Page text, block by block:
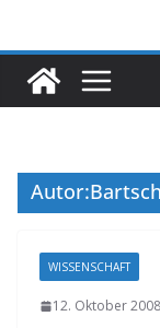
Autor:Bartsch
WISSENSCHAFT
12. Oktober 2008